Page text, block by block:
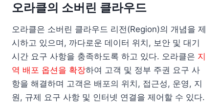
오라클의 소버린 클라우드
오라클은 소버린 클라우드 리전(Region)의 개념을 제
시하고 있으며, 까다로운 데이터 위치, 보안 및 대기
시간 요구 사항을 충족하도록 하고 있다. 오라클은 지
역 배포 옵션을 확장하여 고객 및 정부 주권 요구 사
항을 해결하며 고객은 배포의 위치, 접근성, 운영, 지
원, 규제 요구 사항 및 인터넷 연결을 제어할 수 있다.